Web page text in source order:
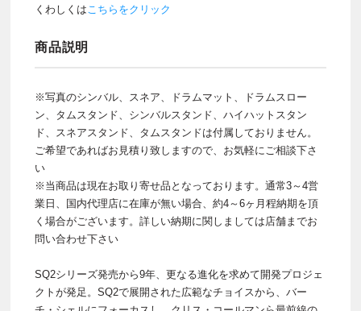
くわしくはこちらをクリック
商品説明
※写真のシンバル、スネア、ドラムマット、ドラムスロー
ン、タムスタンド、シンバルスタンド、ハイハットスタン
ド、スネアスタンド、タムスタンドは付属しておりません。
ご希望であればお見積り致しますので、お気軽にご相談下さ
い
※当商品は現在お取り寄せ品となっております。通常3～4営
業日、国内代理店に在庫が無い場合、約4～6ヶ月程納期を頂
く場合がございます。詳しい納期に関しましては店舗までお
問い合わせ下さい
SQ2シリーズ発売から9年、更なる進化を求めて開発プロジェ
クトが発足。SQ2で展開された広範なチョイスから、バー